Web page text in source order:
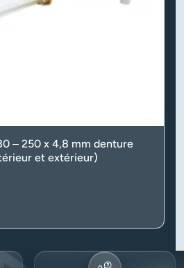
– 250 x 4,8 mm denture
et extérieur)